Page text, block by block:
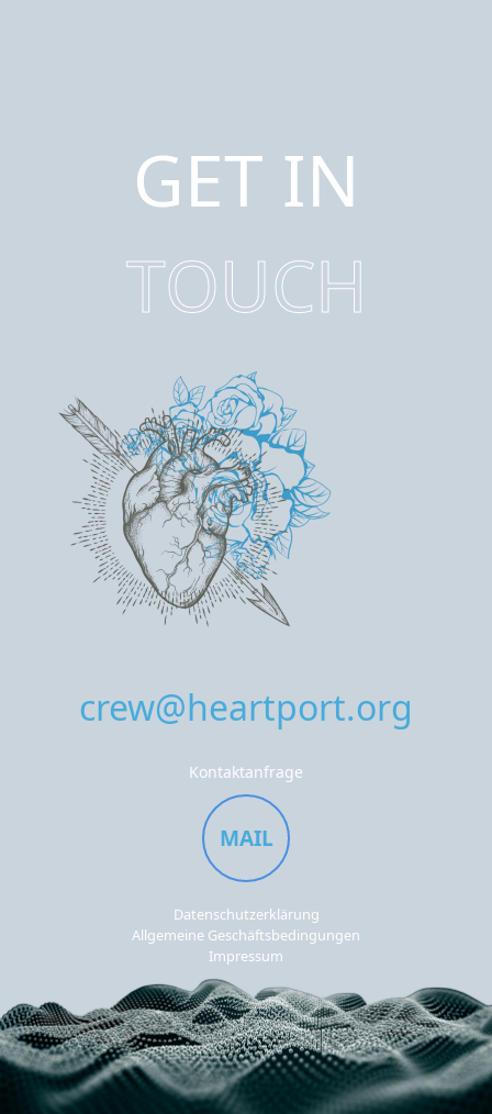
GET IN
TOUCH
crew@heartport.org
Kontaktanfrage
MAIL
Datenschutzerklärung
Allgemeine Geschäftsbedingungen
Impressum